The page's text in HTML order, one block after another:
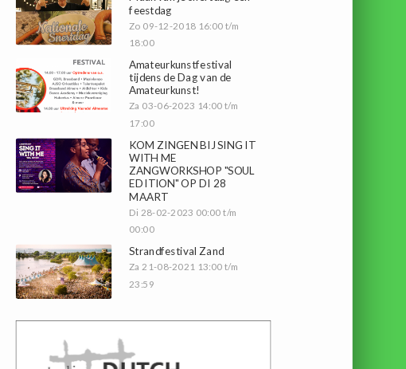
feestdag
Zo 09-12-2018 16:00 t/m
18:00
Amateurkunstfestival
tijdens de Dag van de
Amateurkunst!
Za 03-06-2023 14:00 t/m
17:00
KOM ZINGEN BIJ SING IT
WITH ME
ZANGWORKSHOP "SOUL
EDITION" OP DI 28
MAART
Di 28-02-2023 00:00 t/m
00:00
Strandfestival Zand
Za 21-08-2021 13:00 t/m
23:59